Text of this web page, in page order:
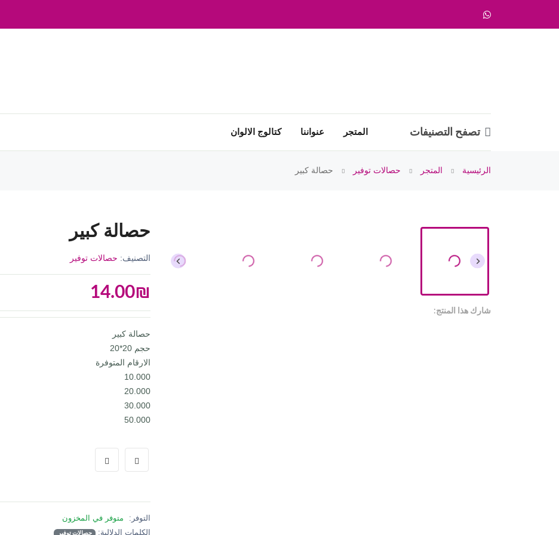
تصفح التصنيفات المتجر عنواننا كتالوج الالوان
الرئيسية المتجر حصالات توفير حصالة كبير
شارك هذا المنتج:
حصالة كبير
التصنيف: حصالات توفير
14.00₪
حصالة كبير
حجم 20*20
الارقام المتوفرة
10.000
20.000
30.000
50.000
التوفر:
متوفر في المخزون
الكلمات الدلالية:
حصالات توفير